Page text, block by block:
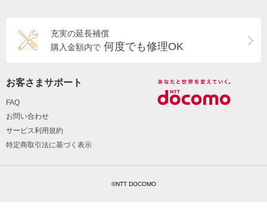
充実の延長補償
購入金額内で 何度でも修理OK
お客さまサポート
FAQ
お問い合わせ
サービス利用規約
特定商取引法に基づく表示
©NTT DOCOMO